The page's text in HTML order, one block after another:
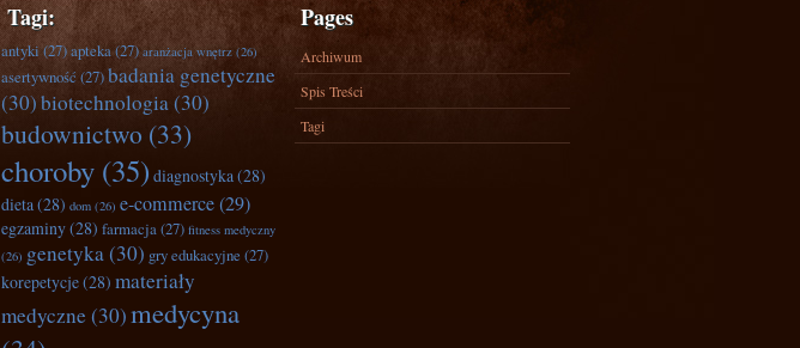
Tagi:
antyki(27)apteka(27) aranżacja wnętrz (26)
asertywność (27)badania genetyczne
(30)biotechnologia(30)
budownictwo (33)
choroby (35) diagnostyka(28)
dieta(28) dom (26) e-commerce(29)
egzaminy(28) farmacja(27) fitness medyczny
(26) genetyka(30) gry edukacyjne (27)
korepetycje(28) materiały
medyczne (30)medycyna
Pages
Archiwum
Spis Treści
Tagi